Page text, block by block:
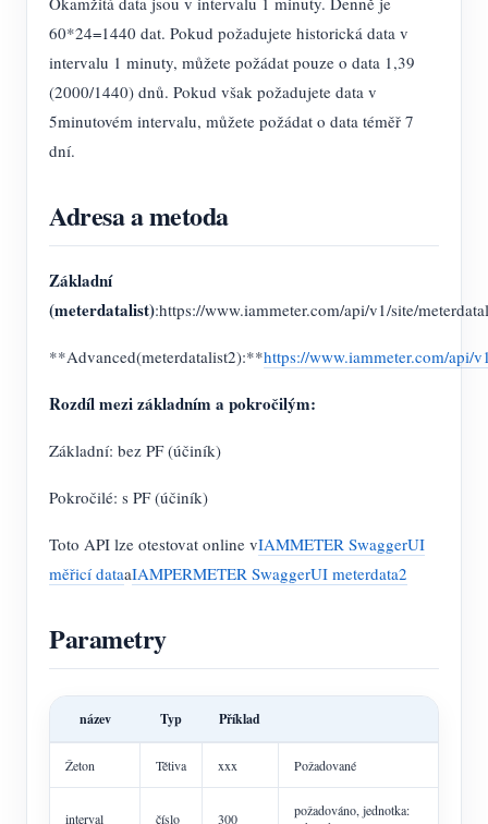
60*24=1440 dat. Pokud požadujete historická data v
intervalu 1 minuty, můžete požádat pouze o data 1,39
(2000/1440) dnů. Pokud však požadujete data v
5minutovém intervalu, můžete požádat o data téměř 7
dní.
Adresa a metoda
Základní
(meterdatalist):https://www.iammeter.com/api/v1/site/
**Advanced(meterdatalist2):**https://www.iammeter.com/api/
Rozdíl mezi základním a pokročilým:
Základní: bez PF (účiník)
Pokročilé: s PF (účiník)
Toto API lze otestovat online vIAMMETER SwaggerUI
měřicí dataaIAMPERMETER SwaggerUI meterdata2
Parametry
název Typ Příklad
Žeton Tětiva xxx Požadované
interval číslo 300
požadováno, jednotka: